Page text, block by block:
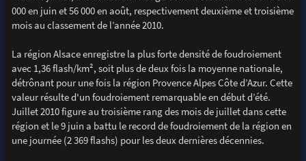
000 en juin et 56 000 en août, respectivement deuxième et troisième
mois au classement de l’année 2010.
La région Alsace enregistre la plus forte densité de foudroiement
avec 1,36 flash/km², soit plus de deux fois la moyenne nationale,
détrônant pour une fois la région Provence Alpes Côte d’Azur. Cette
valeur résulte d'un foudroiement remarquable en début d’été.
Juillet 2010 figure au troisième rang des mois de juillet dans cette
région et le 9 juin a battu le record de foudroiement de la région en
une journée (2 369 flashs) pour les deux dernières décennies.